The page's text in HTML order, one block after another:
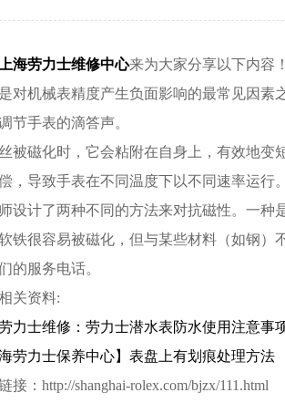
上海劳力士维修中心来为大家分享以下内容
机械表精度产生负面影响的最常见因素之
节手表的滴答声。
磁化时，它会粘附在自身上，有效地变短
，导致手表在不同温度下以不同速率运行。
计了两种不同的方法来对抗磁性。一种是
铁很容易被磁化，但与某些材料（如钢
的服务电话。
资料:
士维修：劳力士潜水表防水使用注意事
力士保养中心】表盘上有划痕处理方法
：http://shanghai-rolex.com/bjzx/111.html